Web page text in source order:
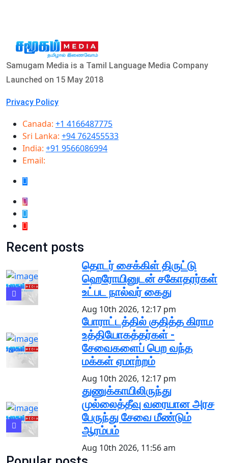
Samugam Media is a Tamil Language Media Company
Launched on 15 May 2018
Privacy Policy
Canada: +1 4166487775
Sri Lanka: +94 762455533
India: +91 9566086994
Email:
Recent posts
தொடர் சைக்கிள் திருட்டு
ஹெரோயினுடன் சகோதரர்கள்
உட்பட நால்வர் கைது
Aug 10th 2026, 12:17 pm
போராட்டத்தில் குதித்த கிராம
உத்தியோகத்தர்கள் -
சேவைகளைப் பெற வந்த
மக்கள் ஏமாற்றம்
Aug 10th 2026, 12:17 pm
துணுக்காயிலிருந்து
முல்லைத்தீவு வரையான அரச
பேருந்து சேவை மீண்டும்
ஆரம்பம்
Aug 10th 2026, 11:56 am